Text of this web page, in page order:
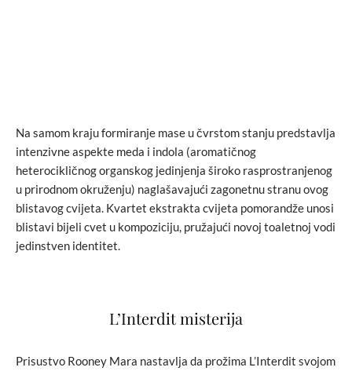
Na samom kraju formiranje mase u čvrstom stanju predstavlja
intenzivne aspekte meda i indola (aromatičnog
heterocikličnog organskog jedinjenja široko rasprostranjenog
u prirodnom okruženju) naglašavajući zagonetnu stranu ovog
blistavog cvijeta. Kvartet ekstrakta cvijeta pomorandže unosi
blistavi bijeli cvet u kompoziciju, pružajući novoj toaletnoj vodi
jedinstven identitet.
L’Interdit misterija
Prisustvo Rooney Mara nastavlja da prožima L’Interdit svojom